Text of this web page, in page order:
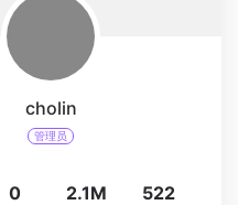
cholin
管理员
0 2.1M 522